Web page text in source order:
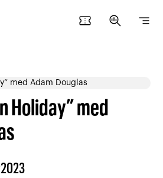
confirmation_number search_insights segment
Holiday” med
2023